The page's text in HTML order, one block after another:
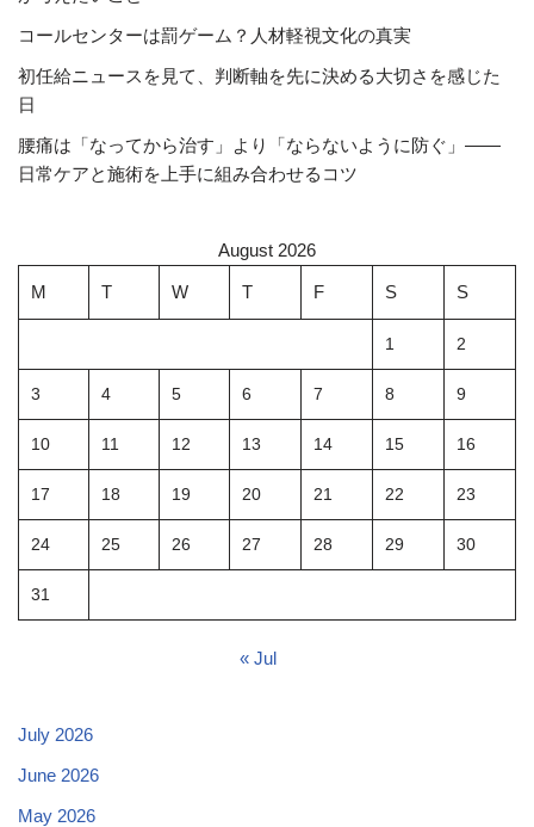
コールセンターは罰ゲーム？人材軽視文化の真実
初任給ニュースを見て、判断軸を先に決める大切さを感じた
日
腰痛は「なってから治す」より「ならないように防ぐ」――
日常ケアと施術を上手に組み合わせるコツ
August 2026
M T W T F S S
1 2
3 4 5 6 7 8 9
10 11 12 13 14 15 16
17 18 19 20 21 22 23
24 25 26 27 28 29 30
31
« Jul
July 2026
June 2026
May 2026